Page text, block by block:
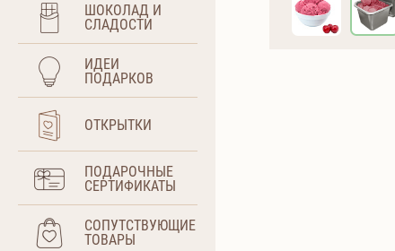
ШОКОЛАД И
СЛАДОСТИ
ИДЕИ
ПОДАРКОВ
ОТКРЫТКИ
ПОДАРОЧНЫЕ
СЕРТИФИКАТЫ
СОПУТСТВУЮЩИЕ
ТОВАРЫ